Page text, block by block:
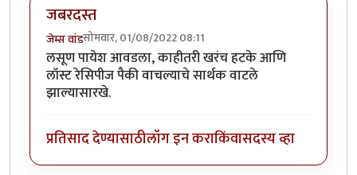
जबरदस्त
जेम्स वांडसोमवार, 01/08/2022 08:11
लसूण पायेश आवडला, काहीतरी खरंच हटके आणि
लॉस्ट रेसिपीज पैकी वाचल्याचे सार्थक वाटले
झाल्यासारखे.
प्रतिसाद देण्यासाठीलॉग इन कराकिंवासदस्य व्हा